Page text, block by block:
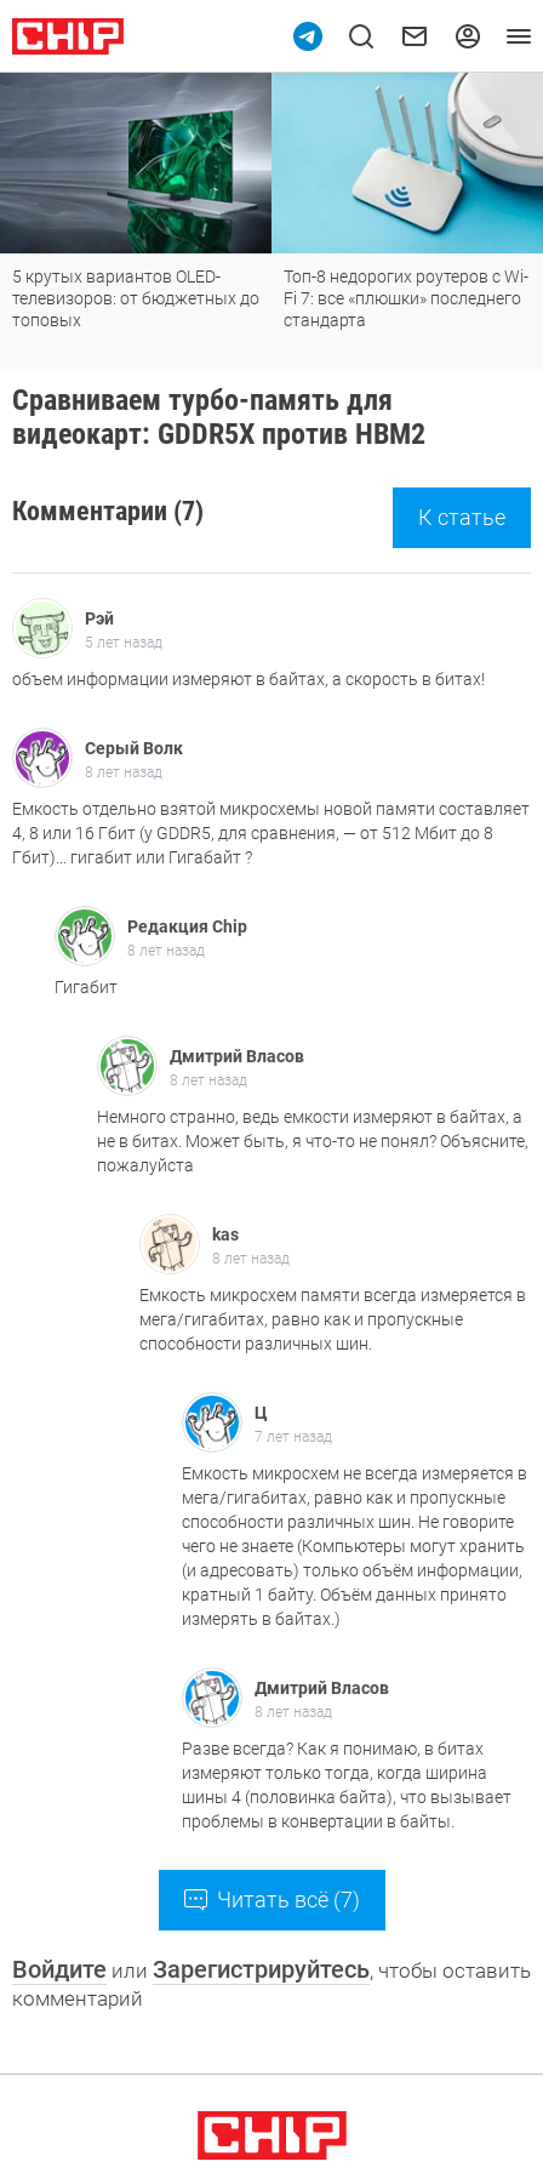
вариантов OLED-
от бюджетных до
Топ-8 недорогих роутеров с Wi-
Fi 7: все «плюшки» последнего
стандарта
Сравниваем турбо-память для
видеокарт: GDDR5X против HBM2
Комментарии (7) К статье
Рэй
5 лет назад
объем информации измеряют в байтах, а скорость в битах!
Серый Волк
8 лет назад
Емкость отдельно взятой микросхемы новой памяти составляет
4, 8 или 16 Гбит (у GDDR5, для сравнения, — от 512 Мбит до 8
Гбит)... гигабит или Гигабайт ?
Редакция Chip
8 лет назад
Гигабит
Дмитрий Власов
8 лет назад
Немного странно, ведь емкости измеряют в байтах, а
не в битах. Может быть, я что-то не понял? Объясните,
пожалуйста
kas
8 лет назад
Емкость микросхем памяти всегда измеряется в
мега/гигабитах, равно как и пропускные
способности различных шин.
Ц
7 лет назад
Емкость микросхем не всегда измеряется в
мега/гигабитах, равно как и пропускные
способности различных шин. Не говорите
чего не знаете (Компьютеры могут хранить
(и адресовать) только объём информации,
кратный 1 байту. Объём данных принято
измерять в байтах.)
Дмитрий Власов
8 лет назад
Разве всегда? Как я понимаю, в битах
измеряют только тогда, когда ширина
шины 4 (половинка байта), что вызывает
проблемы в конвертации в байты.
Читать всё (7)
Войдите или Зарегистрируйтесь, чтобы оставить
комментарий